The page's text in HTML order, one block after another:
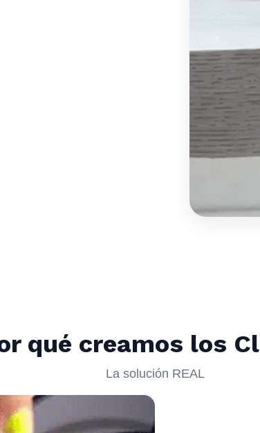
qué creamos los
La solución REAL